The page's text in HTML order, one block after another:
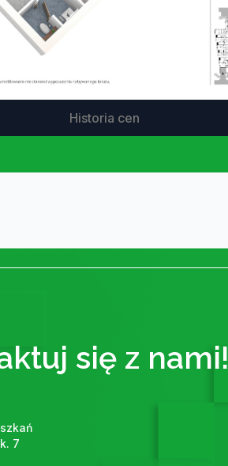
Historia cen
się z nami!
7